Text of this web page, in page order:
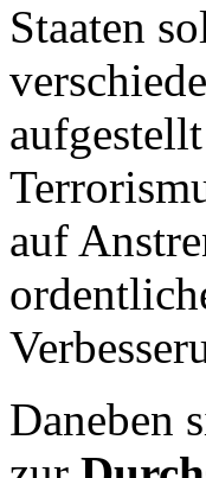
Staaten
auf
Daneben